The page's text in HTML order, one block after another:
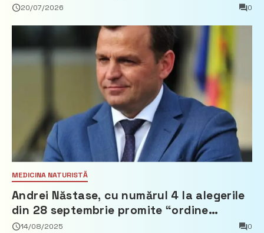
20/07/2026 0
MEDICINA NATURISTĂ
Andrei Năstase, cu numărul 4 la alegerile
din 28 septembrie promite “ordine
europeană” și 10 miliarde pentru cetățeni
14/08/2025 0